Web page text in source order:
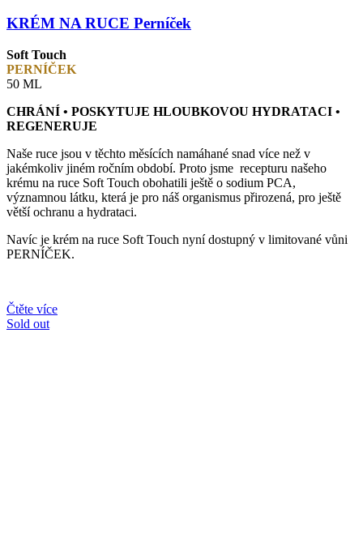
KRÉM NA RUCE Perníček
Soft Touch
PERNÍČEK
50 ML
CHRÁNÍ • POSKYTUJE HLOUBKOVOU HYDRATACI •
REGENERUJE
Naše ruce jsou v těchto měsících namáhané snad více než v
jakémkoliv jiném ročním období. Proto jsme recepturu našeho
krému na ruce Soft Touch obohatili ještě o sodium PCA,
významnou látku, která je pro náš organismus přirozená, pro ještě
větší ochranu a hydrataci.
Navíc je krém na ruce Soft Touch nyní dostupný v limitované vůni
PERNÍČEK.
Čtěte více
Sold out